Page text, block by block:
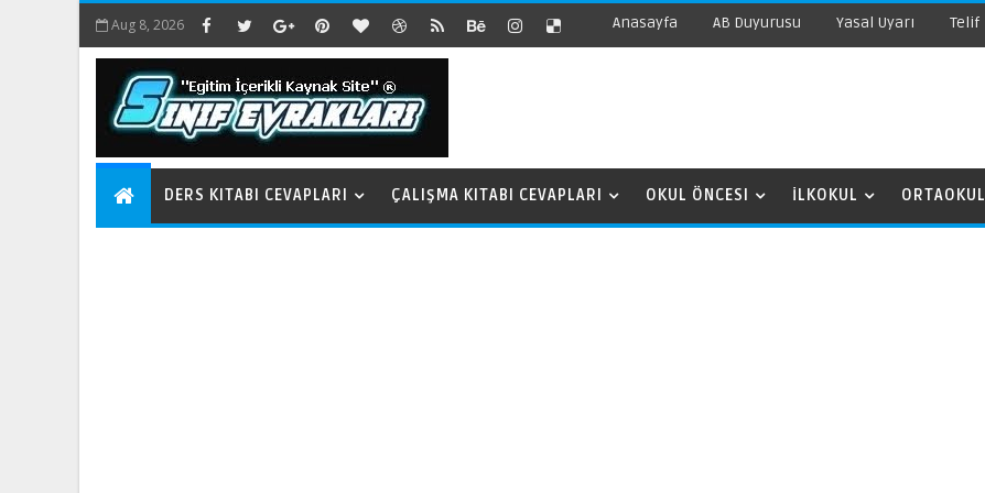
Aug 8, 2026 Anasayfa AB Duyurusu Yasal Uyarı Telif
DERS KITABI CEVAPLARI ÇALIŞMA KITABI CEVAPLARI OKUL ÖNCESI İLKOKUL ORTAOKUL